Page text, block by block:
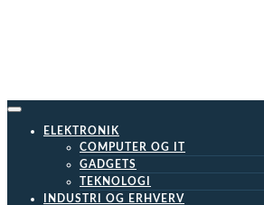
ELEKTRONIK
COMPUTER OG IT
GADGETS
TEKNOLOGI
INDUSTRI OG ERHVERV